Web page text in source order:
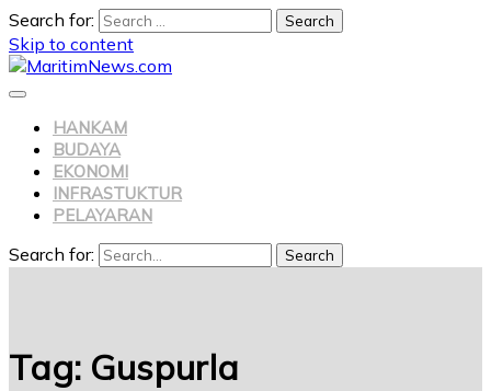
Search for:
Skip to content
HANKAM
BUDAYA
EKONOMI
INFRASTUKTUR
PELAYARAN
Search for: Search
Tag: Guspurla